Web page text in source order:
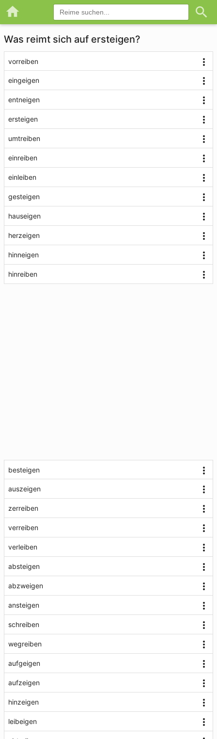
Was reimt sich auf ersteigen?
vorreiben
eingeigen
entneigen
ersteigen
umtreiben
einreiben
einleiben
gesteigen
hauseigen
herzeigen
hinneigen
hinreiben
besteigen
auszeigen
zerreiben
verreiben
verleiben
absteigen
abzweigen
ansteigen
schreiben
wegreiben
aufgeigen
aufzeigen
hinzeigen
leibeigen